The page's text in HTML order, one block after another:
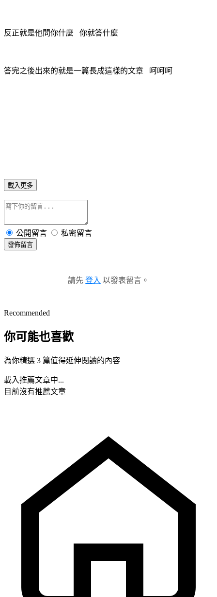
反正就是他問你什麼 你就答什麼
答完之後出來的就是一篇長成這樣的文章 呵呵呵
載入更多
公開留言 私密留言
發佈留言
請先 登入 以發表留言。
Recommended
你可能也喜歡
為你精選 3 篇值得延伸閱讀的內容
載入推薦文章中...
目前沒有推薦文章